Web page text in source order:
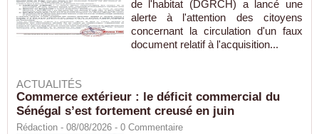
de l'habitat (DGRCH) a lancé une
alerte à l'attention des citoyens
concernant la circulation d'un faux
document relatif à l'acquisition...
ACTUALITÉS
Commerce extérieur : le déficit commercial du
Sénégal s’est fortement creusé en juin
Rédaction - 08/08/2026 - 0 Commentaire